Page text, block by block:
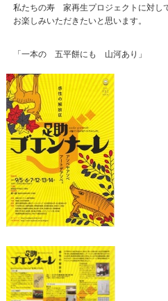
私たちの寿ゞ家再生プロジェクトに対し
お楽しみいただきたいと思います。
「一本の 五平餅にも 山河あり」